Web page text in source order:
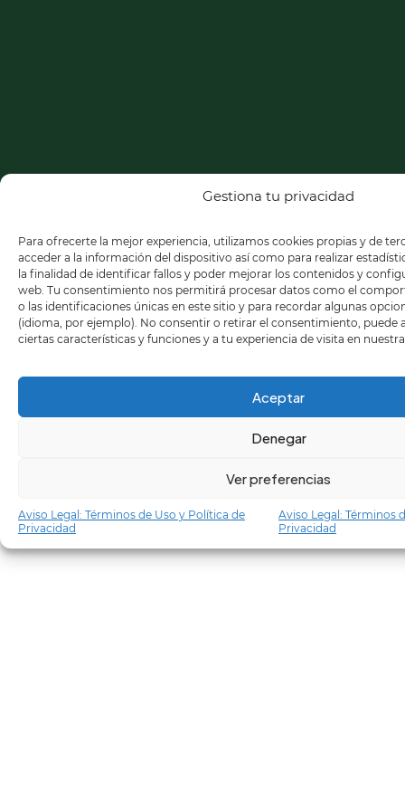
Gestiona tu privacidad
Para ofrecerte la mejor experiencia, utilizamos cookies propias y de
acceder a la información del dispositivo así como para realizar
la finalidad de identificar fallos y poder mejorar los contenidos y
web. Tu consentimiento nos permitirá procesar datos como el
o las identificaciones únicas en este sitio y para recordar algunas
(idioma, por ejemplo). No consentir o retirar el consentimiento, puede
ciertas características y funciones y a tu experiencia de visita en
Aceptar
Denegar
Ver preferencias
Aviso Legal: Términos de Uso y Política de
Privacidad
Aviso Legal: Términos
Privacidad